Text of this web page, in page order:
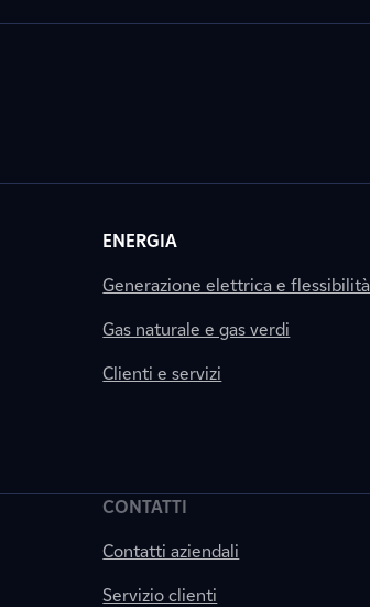
ENERGIA
Generazione elettrica e flessibilità
Gas naturale e gas verdi
Clienti e servizi
CONTATTI
Contatti aziendali
Servizio clienti